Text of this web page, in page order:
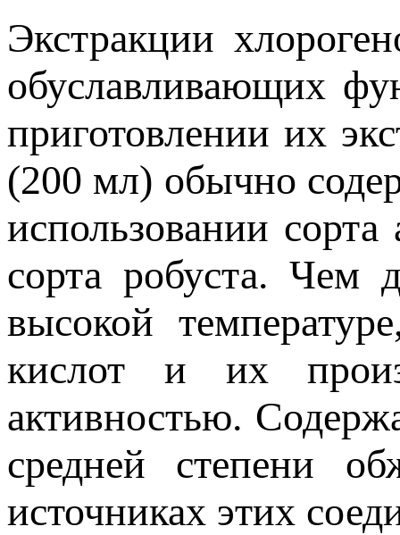
Экстракции
обуславливающих
приготовлении их
(200 мл) обычно
использовании
сорта робуста. Чем
высокой
кислот и их
активностью.
средней степени
источниках этих